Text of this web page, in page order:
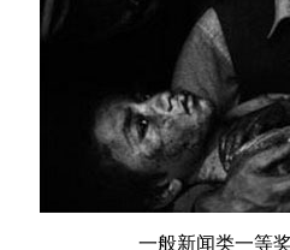
一般新闻类一等